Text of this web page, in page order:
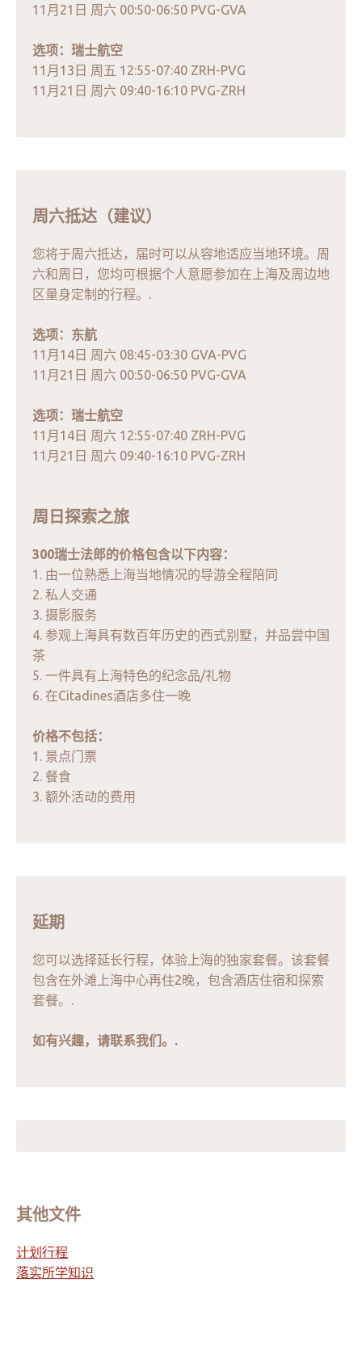
11月21日 周六 00:50-06:50 PVG-GVA
选项：瑞士航空
11月13日 周五 12:55-07:40 ZRH-PVG
11月21日 周六 09:40-16:10 PVG-ZRH
周六抵达（建议）
您将于周六抵达，届时可以从容地适应当地环境。周
六和周日，您均可根据个人意愿参加在上海及周边地
区量身定制的行程。.
选项：东航
11月14日 周六 08:45-03:30 GVA-PVG
11月21日 周六 00:50-06:50 PVG-GVA
选项：瑞士航空
11月14日 周六 12:55-07:40 ZRH-PVG
11月21日 周六 09:40-16:10 PVG-ZRH
周日探索之旅
300瑞士法郎的价格包含以下内容：
1. 由一位熟悉上海当地情况的导游全程陪同
2. 私人交通
3. 摄影服务
4. 参观上海具有数百年历史的西式别墅，并品尝中国
茶
5. 一件具有上海特色的纪念品/礼物
6. 在Citadines酒店多住一晚
价格不包括：
1. 景点门票
2. 餐食
3. 额外活动的费用
延期
您可以选择延长行程，体验上海的独家套餐。该套餐
包含在外滩上海中心再住2晚，包含酒店住宿和探索
套餐。.
如有兴趣，请联系我们。.
其他文件
计划行程
落实所学知识